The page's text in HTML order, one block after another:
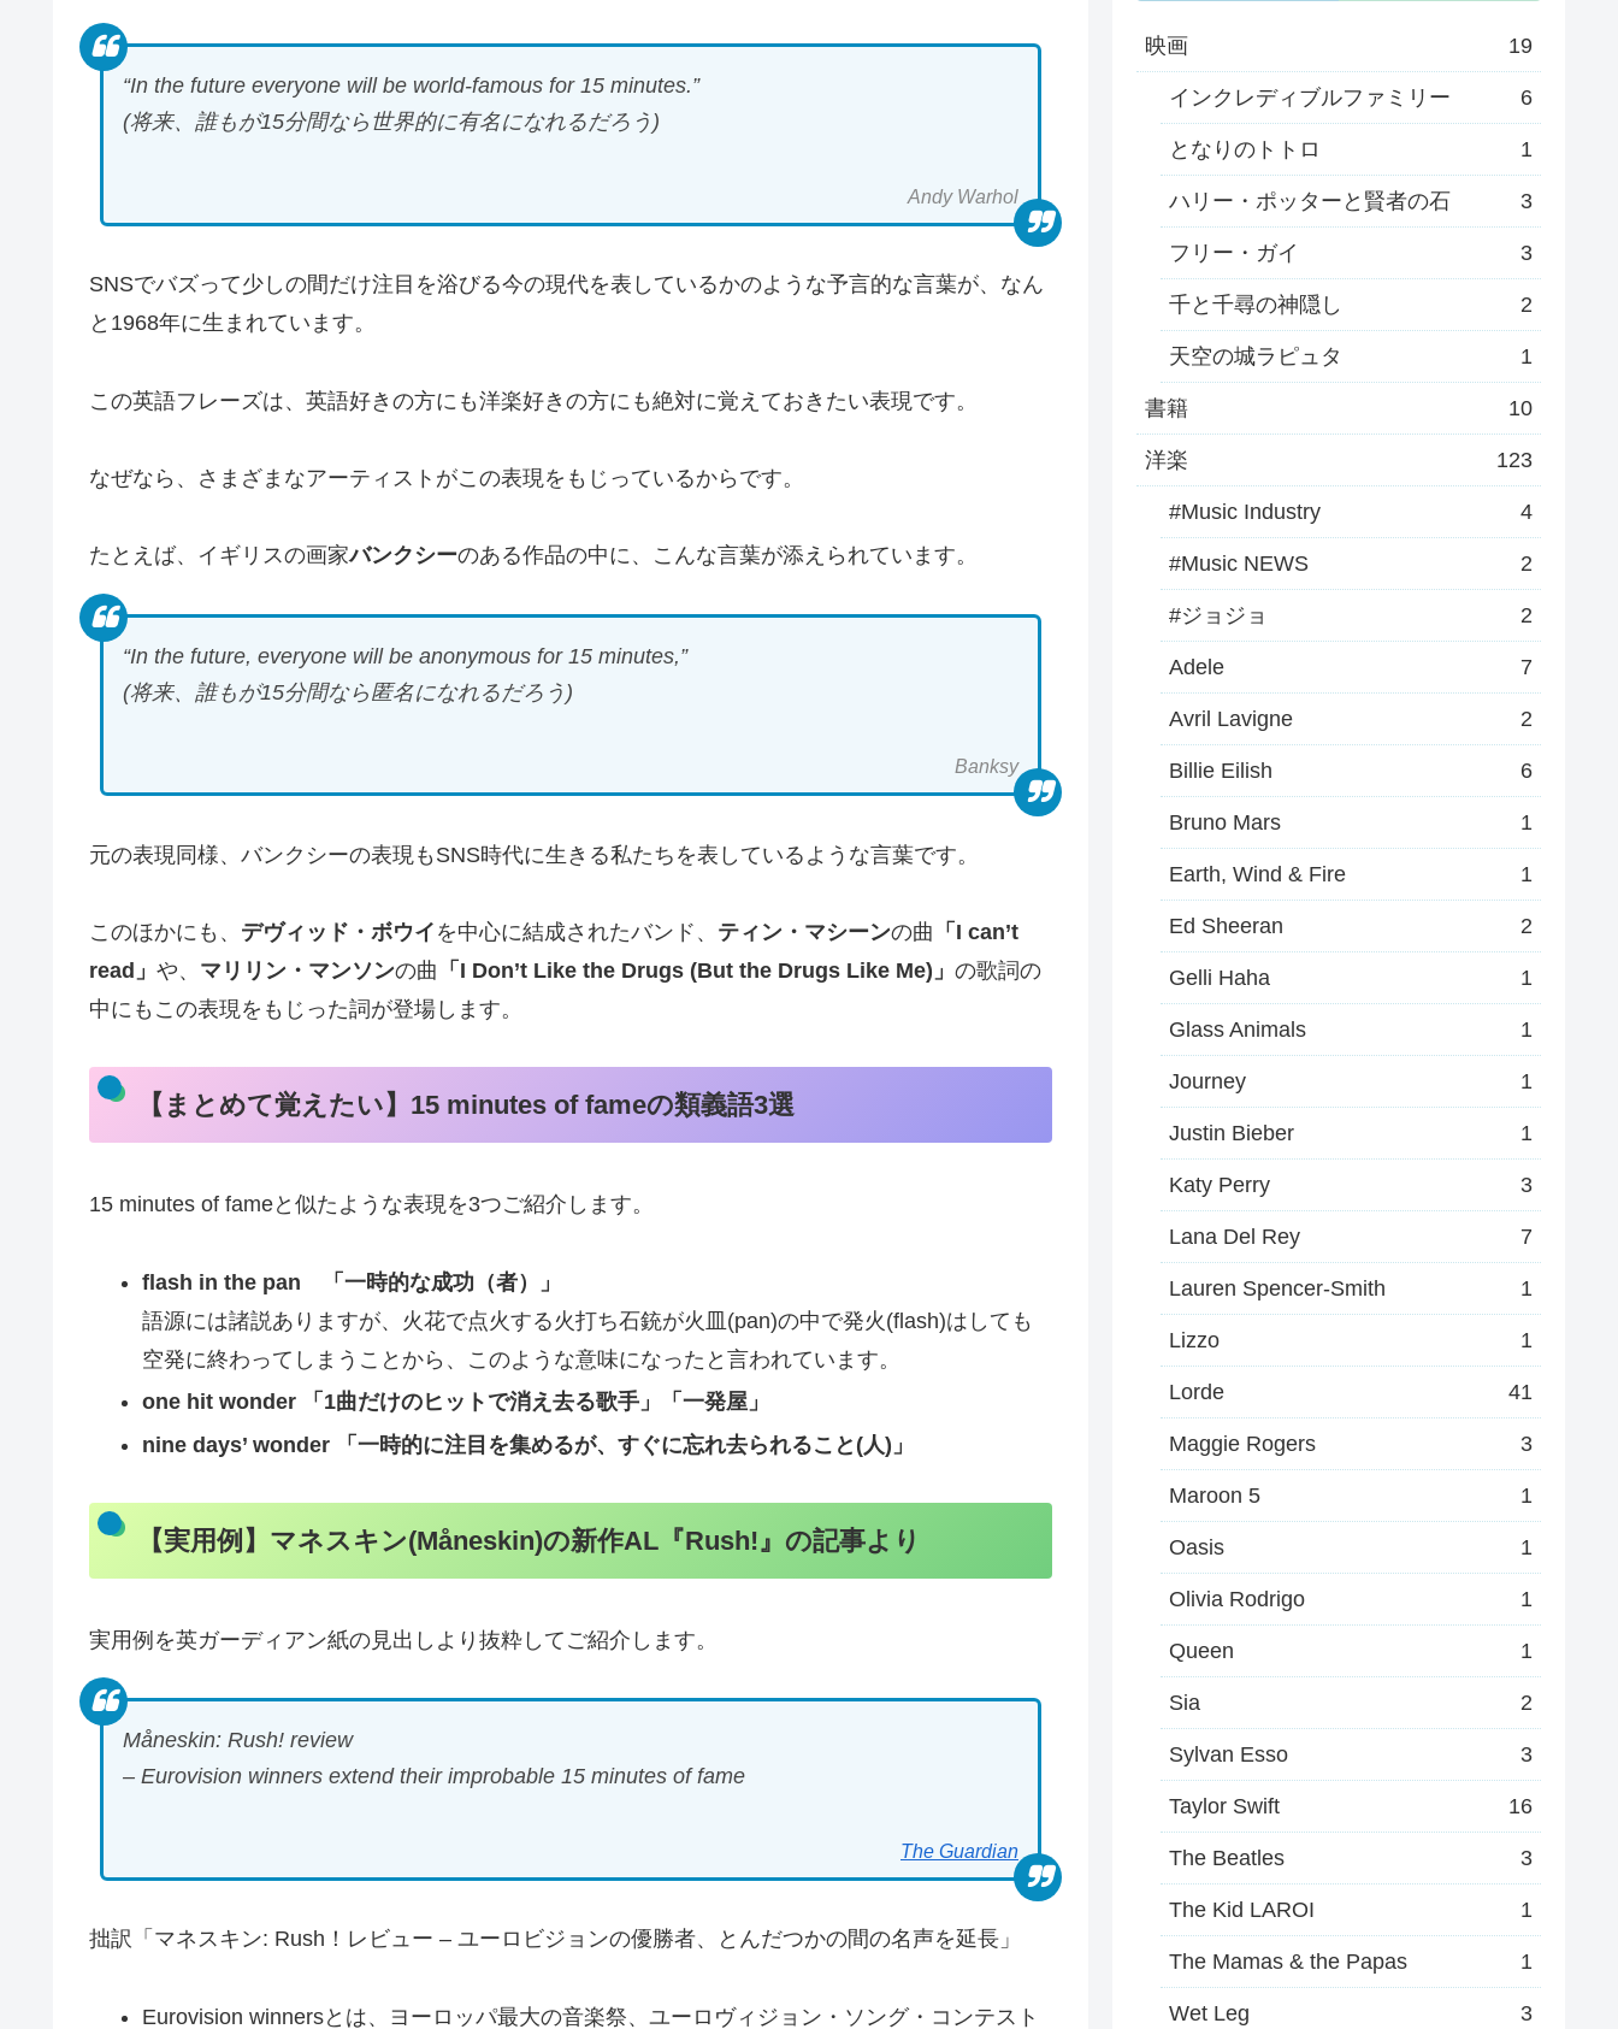
“In the future everyone will be world-famous for 15 minutes.”
(将来、誰もが15分間なら世界的に有名になれるだろう)
Andy Warhol
SNSでバズって少しの間だけ注目を浴びる今の現代を表しているかのような予言的な言葉が、なん
と1968年に生まれています。
この英語フレーズは、英語好きの方にも洋楽好きの方にも絶対に覚えておきたい表現です。
なぜなら、さまざまなアーティストがこの表現をもじっているからです。
たとえば、イギリスの画家バンクシーのある作品の中に、こんな言葉が添えられています。
“In the future, everyone will be anonymous for 15 minutes,”
(将来、誰もが15分間なら匿名になれるだろう)
Banksy
元の表現同様、バンクシーの表現もSNS時代に生きる私たちを表しているような言葉です。
このほかにも、 デヴィッド・ボウイ を中心に結成されたバンド、 ティン・マシーンの曲 「I can’t
read」 や、 マリリン・マンソンの曲 「I Don’t Like the Drugs (But the Drugs Like Me)」 の歌詞の
中にもこの表現をもじった詞が登場します。
【まとめて覚えたい】15 minutes of fameの類義語3選
15 minutes of fameと似たような表現を3つご紹介します。
flash in the pan 「一時的な成功（者）」
語源には諸説ありますが、火花で点火する火打ち石銃が火皿(pan)の中で発火(flash)はしても
空発に終わってしまうことから、このような意味になったと言われています。
one hit wonder 「1曲だけのヒットで消え去る歌手」「一発屋」
nine days’ wonder 「一時的に注目を集めるが、すぐに忘れ去られること(人)」
【実用例】マネスキン(Måneskin)の新作AL『Rush!』の記事より
実用例を英ガーディアン紙の見出しより抜粋してご紹介します。
Måneskin: Rush! review
– Eurovision winners extend their improbable 15 minutes of fame
The Guardian
拙訳「マネスキン: Rush！レビュー – ユーロビジョンの優勝者、とんだつかの間の名声を延長」
Eurovision winnersとは、ヨーロッパ最大の音楽祭、ユーロヴィジョン・ソング・コンテスト
映画 19
インクレディブルファミリー 6
となりのトトロ 1
ハリー・ポッターと賢者の石 3
フリー・ガイ 3
千と千尋の神隠し 2
天空の城ラピュタ 1
書籍 10
洋楽 123
#Music Industry 4
#Music NEWS 2
#ジョジョ 2
Adele 7
Avril Lavigne 2
Billie Eilish 6
Bruno Mars 1
Earth, Wind & Fire 1
Ed Sheeran 2
Gelli Haha 1
Glass Animals 1
Journey 1
Justin Bieber 1
Katy Perry 3
Lana Del Rey 7
Lauren Spencer-Smith 1
Lizzo 1
Lorde 41
Maggie Rogers 3
Maroon 5 1
Oasis 1
Olivia Rodrigo 1
Queen 1
Sia 2
Sylvan Esso 3
Taylor Swift 16
The Beatles 3
The Kid LAROI 1
The Mamas & the Papas 1
Wet Leg 3